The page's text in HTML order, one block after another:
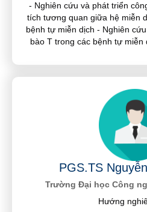
- Nghiên cứu và phát triển
tích tương quan giữa hệ miễn
bệnh tự miễn dịch - Nghiên
bào T trong các bệnh tự miễn
PGS.TS
Trường Đại học Công
Hướng